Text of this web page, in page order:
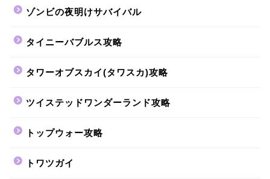
ゾンビの夜明けサバイバル
タイニーバブルス攻略
タワーオブスカイ(タワスカ)攻略
ツイステッドワンダーランド攻略
トップウォー攻略
トワツガイ